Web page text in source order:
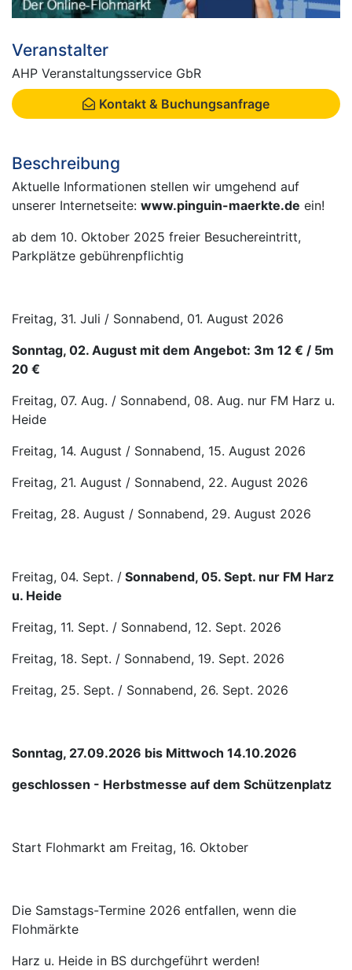
Veranstalter
AHP Veranstaltungsservice GbR
Kontakt & Buchungsanfrage
Beschreibung
Aktuelle Informationen stellen wir umgehend auf
unserer Internetseite: www.pinguin-maerkte.de ein!
ab dem 10. Oktober 2025 freier Besuchereintritt,
Parkplätze gebührenpflichtig
Freitag, 31. Juli / Sonnabend, 01. August 2026
Sonntag, 02. August mit dem Angebot: 3m 12 € / 5m
20 €
Freitag, 07. Aug. / Sonnabend, 08. Aug. nur FM Harz u.
Heide
Freitag, 14. August / Sonnabend, 15. August 2026
Freitag, 21. August / Sonnabend, 22. August 2026
Freitag, 28. August / Sonnabend, 29. August 2026
Freitag, 04. Sept. / Sonnabend, 05. Sept. nur FM Harz
u. Heide
Freitag, 11. Sept. / Sonnabend, 12. Sept. 2026
Freitag, 18. Sept. / Sonnabend, 19. Sept. 2026
Freitag, 25. Sept. / Sonnabend, 26. Sept. 2026
Sonntag, 27.09.2026 bis Mittwoch 14.10.2026
geschlossen - Herbstmesse auf dem Schützenplatz
Start Flohmarkt am Freitag, 16. Oktober
Die Samstags-Termine 2026 entfallen, wenn die
Flohmärkte
Harz u. Heide in BS durchgeführt werden!